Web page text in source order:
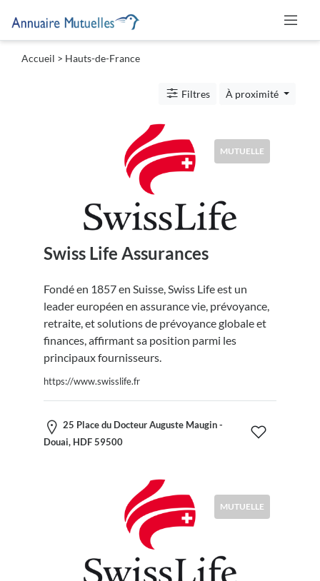
Accueil > Hauts-de-France
Filtres À proximité
MUTUELLE
Swiss Life Assurances
Fondé en 1857 en Suisse, Swiss Life est un
leader européen en assurance vie, prévoyance,
retraite, et solutions de prévoyance globale et
finances, affirmant sa position parmi les
principaux fournisseurs.
https://www.swisslife.fr
25 Place du Docteur Auguste Maugin -
Douai, HDF 59500
MUTUELLE